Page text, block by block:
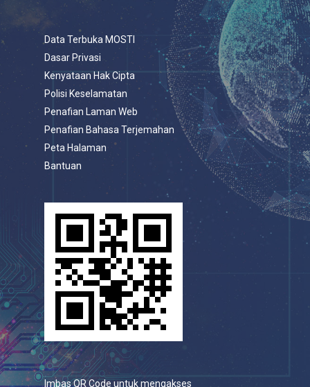
Data Terbuka MOSTI
Dasar Privasi
Kenyataan Hak Cipta
Polisi Keselamatan
Penafian Laman Web
Penafian Bahasa Terjemahan
Peta Halaman
Bantuan
Imbas QR Code untuk mengakses